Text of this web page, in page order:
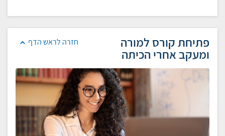
חזרה לראש הדף פתיחת קורס למורה
ומעקב אחרי הכיתה